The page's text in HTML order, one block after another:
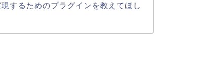
するためのプラグインを教えてほし